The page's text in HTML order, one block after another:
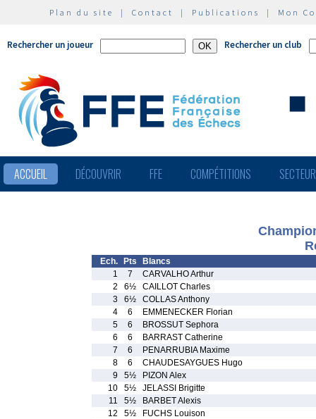
Plan du site | Contact | Publications | Mon
Rechercher un joueur Rechercher un club
ACCUEIL DÉCOUVRIR FFE COMPÉTITIONS
Ech. Pts
Blancs
1
7
CARVALHO Arthur
2
6½
CAILLOT Charles
3
6½
COLLAS Anthony
4
6
EMMENECKER Florian
5
6
BROSSUT Sephora
6
6
BARRAST Catherine
7
6
PENARRUBIA Maxime
8
6
CHAUDESAYGUES Hugo
9
5½
PIZON Alex
10
5½
JELASSI Brigitte
11
5½
BARBET Alexis
12
5½
FUCHS Louison